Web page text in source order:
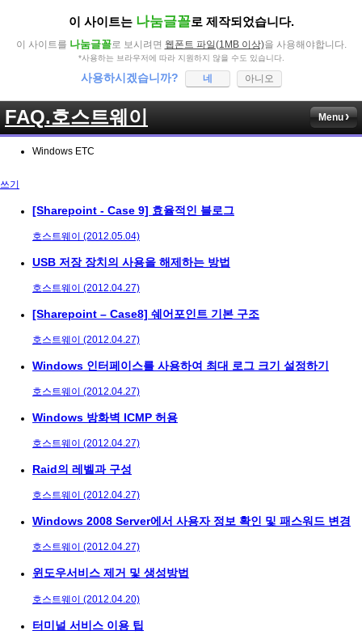
이 사이트는 나눔글꼴로 제작되었습니다.
이 사이트를 나눔글꼴로 보시려면 웹폰트 파일(1MB 이상)을 사용해야합니다.
*사용하는 브라우저에 따라 지원하지 않을 수도 있습니다.
사용하시겠습니까? 네 아니오
FAQ.호스트웨이 Menu
Windows ETC
쓰기
[Sharepoint - Case 9] 효율적인 블로그
호스트웨이 (2012.05.04)
USB 저장 장치의 사용을 해제하는 방법
호스트웨이 (2012.04.27)
[Sharepoint – Case8] 쉐어포인트 기본 구조
호스트웨이 (2012.04.27)
Windows 인터페이스를 사용하여 최대 로그 크기 설정하기
호스트웨이 (2012.04.27)
Windows 방화벽 ICMP 허용
호스트웨이 (2012.04.27)
Raid의 레벨과 구성
호스트웨이 (2012.04.27)
Windows 2008 Server에서 사용자 정보 확인 및 패스워드 변경
호스트웨이 (2012.04.27)
윈도우서비스 제거 및 생성방법
호스트웨이 (2012.04.20)
터미널 서비스 이용 팁